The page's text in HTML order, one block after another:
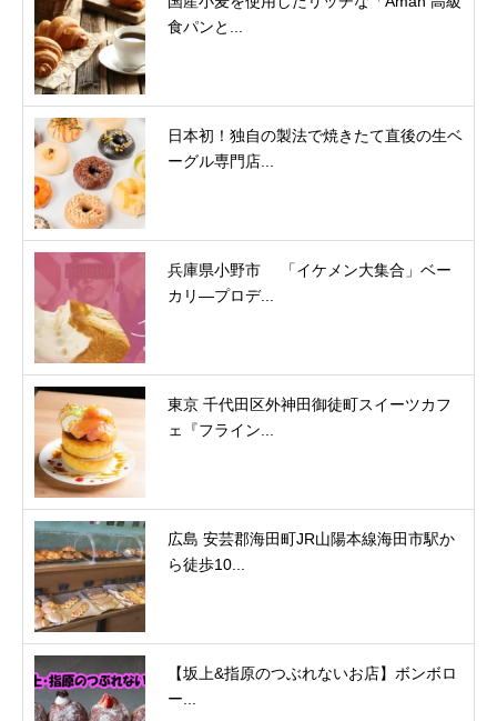
食パンと...
日本初！独自の製法で焼きたて直後の生ベ
ーグル専門店...
兵庫県小野市 「イケメン大集合」ベー
カリ―プロデ...
東京 千代田区外神田御徒町スイーツカフ
ェ『フライン...
広島 安芸郡海田町JR山陽本線海田市駅か
ら徒歩10...
【坂上&指原のつぶれないお店】ボンボロ
ー...